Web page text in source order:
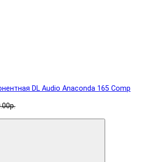
DL Audio Anaconda 165 Comp